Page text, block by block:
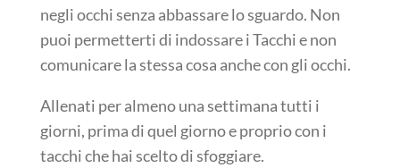
negli occhi senza abbassare lo sguardo. Non
puoi permetterti di indossare i Tacchi e non
comunicare la stessa cosa anche con gli occhi.
Allenati per almeno una settimana tutti i
giorni, prima di quel giorno e proprio con i
tacchi che hai scelto di sfoggiare.